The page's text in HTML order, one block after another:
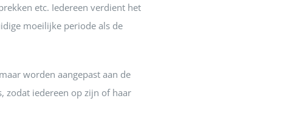
etc. Iedereen verdient het
moeilijke periode als de
worden aangepast aan de
zodat iedereen op zijn of haar